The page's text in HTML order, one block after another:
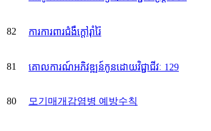
82 ការការពារជំងឺក្តៅរ៉ាំរ៉ៃ
81 គោលការណ៍អភិវឌ្ឍន៍កូនដោយវិជ្ជាជីវៈ 129
80 모기매개감염병 예방수칙